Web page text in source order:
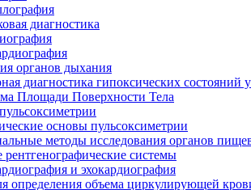
диагностика
органов дыхания
диагностика гипоксических состояний
Площади Поверхности Тела
основы пульсоксиметрии
методы исследования органов
системы
и эхокардиография
определения объема циркулирующей